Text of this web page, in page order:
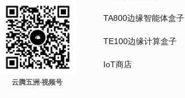
云腾五洲·视频号
TA800边缘智能体盒子
TE100边缘计算盒子
IoT商店